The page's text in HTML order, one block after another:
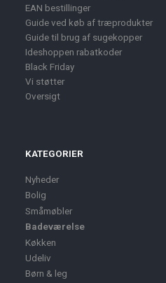
EAN bestillinger
Guide ved køb af træprodukter
Guide til brug af sugekopper
Ideshoppen rabatkoder
Black Friday
Vi støtter
Oversigt
KATEGORIER
Nyheder
Bolig
Småmøbler
Badeværelse
Køkken
Udeliv
Børn & leg